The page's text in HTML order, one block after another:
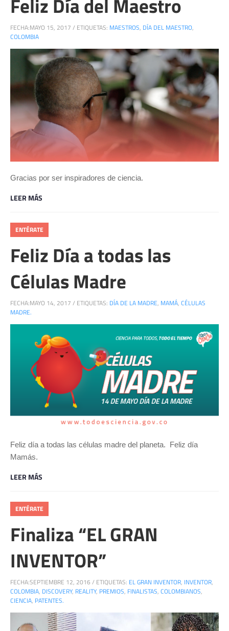
FECHA:MAYO 15, 2017 / ETIQUETAS: MAESTROS, DÍA DEL MAESTRO,
COLOMBIA
Gracias por ser inspiradores de ciencia.
LEER MÁS
ENTÉRATE
Feliz Día a todas las
Células Madre
FECHA:MAYO 14, 2017 / ETIQUETAS: DÍA DE LA MADRE, MAMÁ, CÉLULAS
MADRE.
Feliz día a todas las células madre del planeta. Feliz día
Mamás.
LEER MÁS
ENTÉRATE
Finaliza “EL GRAN
INVENTOR”
FECHA:SEPTIEMBRE 12, 2016 / ETIQUETAS: EL GRAN INVENTOR, INVENTOR,
COLOMBIA, DISCOVERY, REALITY, PREMIOS, FINALISTAS, COLOMBIANOS,
CIENCIA, PATENTES.